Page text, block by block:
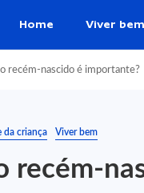
Home Viver bem
recém-nascido é importante?
da criança Viver bem
recém-